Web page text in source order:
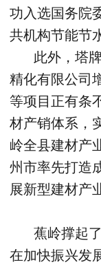
功入选国务院
共机构节能节
此外，塔牌
精化有限公司
等项目正有条
材产销体系，
岭全县建材产
州市率先打造
展新型建材产
蕉岭撑起了
在加快振兴发